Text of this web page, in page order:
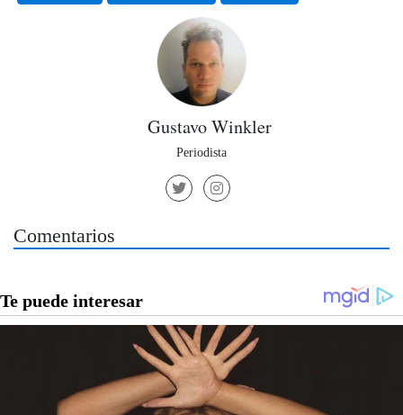
Gustavo Winkler
Periodista
Comentarios